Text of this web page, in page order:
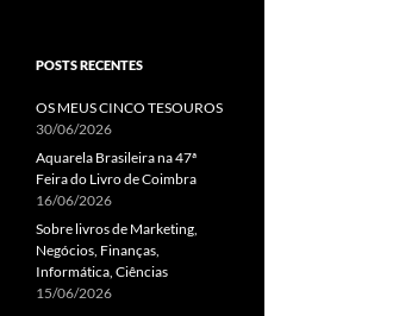
POSTS RECENTES
OS MEUS CINCO TESOUROS
30/06/2026
Aquarela Brasileira na 47ª
Feira do Livro de Coimbra
16/06/2026
Sobre livros de Marketing,
Negócios, Finanças,
Informática, Ciências
15/06/2026